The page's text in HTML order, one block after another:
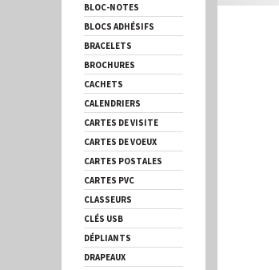
BLOC-NOTES
BLOCS ADHÉSIFS
BRACELETS
BROCHURES
CACHETS
CALENDRIERS
CARTES DE VISITE
CARTES DE VOEUX
CARTES POSTALES
CARTES PVC
CLASSEURS
CLÉS USB
DÉPLIANTS
DRAPEAUX